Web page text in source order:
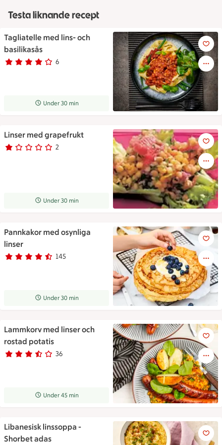
Testa liknande recept
Tagliatelle med lins- och
basilikasås
Betyg 3.8 av 5. 6
6 personer har röstat
Receptet tar Under 30 min att tillaga
Under 30 min
Tagliatelle med lins- och
Linser med grapefrukt
Betyg 1 av 5.
2
2 personer har röstat
Receptet tar Under 30 min att tillaga
Under 30 min
Linser med grapefrukt
Pannkakor med osynliga
linser
Betyg 4.7 av 5. 145
145 personer har röstat
Receptet tar Under 30 min att tillaga
Under 30 min
Pannkakor med osynliga linser
Lammkorv med linser och
rostad potatis
Betyg 3.5 av 5. 36
36 personer har röstat
Receptet tar Under 45 min att tillaga
Under 45 min
Lammkorv med linser och
Libanesisk linssoppa -
Shorbet adas
Libanesisk linssoppa -